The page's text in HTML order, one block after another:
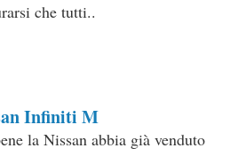
che tutti..
Infiniti M
la Nissan abbia già venduto